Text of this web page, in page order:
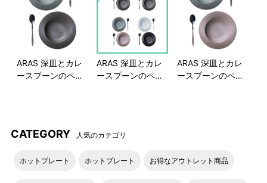
ARAS 深皿とカレ
ースプーンのペア
ARAS 深皿とカレ
ースプーンのペア
ARAS 深皿とカレ
ースプーンのペア
CATEGORY 人気のカテゴリ
ホットプレート ホットプレート お得なアウトレット商品